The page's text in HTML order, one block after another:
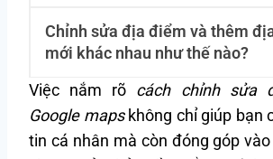
Chỉnh sửa địa điểm và thêm
mới khác nhau như thế nào?
Việc nắm rõ cách chỉnh sửa
Google mapskhông chỉ giúp bạn
tin cá nhân mà còn đóng góp